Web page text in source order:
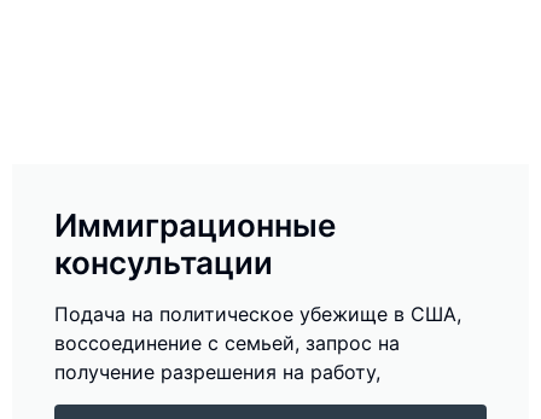
Иммиграционные
консультации
Подача на политическое убежище в США,
воссоединение с семьей, запрос на
получение разрешения на работу,